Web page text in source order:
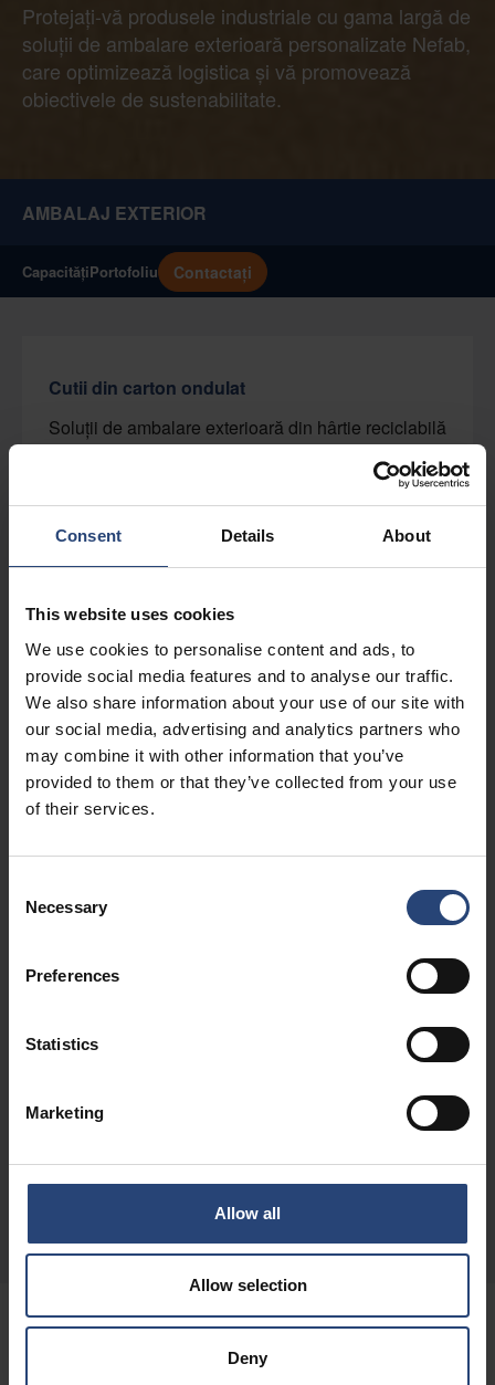
Consent Details About
This website uses cookies
We use cookies to personalise content and ads, to
provide social media features and to analyse our traffic.
We also share information about your use of our site with
our social media, advertising and analytics partners who
may combine it with other information that you’ve
provided to them or that they’ve collected from your use
of their services.
Selection
Necessary
Preferences
Statistics
Marketing
Allow all
Allow selection
Deny
Protejați-vă produsele industriale cu gama largă de
soluții de ambalare exterioară personalizate Nefab,
care optimizează logistica și vă promovează
obiectivele de sustenabilitate.
AMBALAJ EXTERIOR
CapacitățiPortofoliu Contactați
Cutii din carton ondulat
Soluții de ambalare exterioară din hârtie reciclabilă
Lăzi din lemn
Soluții de ambalare în lăzi de lemn rezistente
Explorează portofoliul
Containere din plastic și unități de manipulare
plastic
industriei